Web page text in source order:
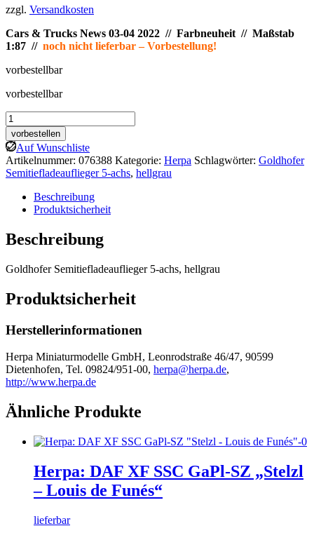
zzgl. Versandkosten
Cars & Trucks News 03-04 2022 // Farbneuheit // Maßstab
1:87 // noch nicht lieferbar – Vorbestellung!
vorbestellbar
vorbestellbar
Herpa:
Goldhofer
Semitiefladeauflieger
5-
achs,
hellgrau
Menge
vorbestellen
Auf Wunschliste
Artikelnummer: 076388 Kategorie: Herpa Schlagwörter: Goldhofer
Semitiefladeauflieger 5-achs, hellgrau
Beschreibung
Produktsicherheit
Beschreibung
Goldhofer Semitiefladeauflieger 5-achs, hellgrau
Produktsicherheit
Herstellerinformationen
Herpa Miniaturmodelle GmbH, Leonrodstraße 46/47, 90599
Dietenhofen, Tel. 09824/951-00, herpa@herpa.de,
http://www.herpa.de
Ähnliche Produkte
Herpa: DAF XF SSC GaPl-SZ „Stelzl
– Louis de Funés“
lieferbar